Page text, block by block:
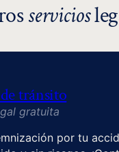
servicios
tránsito
gratuita
por tu